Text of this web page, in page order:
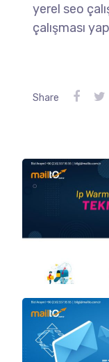
yerel seo
çalışması
Share